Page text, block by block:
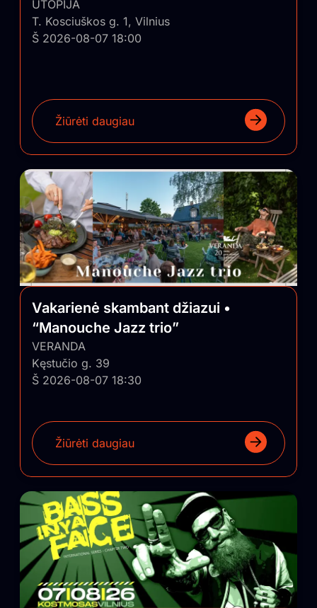
UTOPIJA
T. Kosciuškos g. 1, Vilnius
Š 2026-08-07 18:00
Žiūrėti daugiau
Vakarienė skambant džiazui •
“Manouche Jazz trio”
VERANDA
Kęstučio g. 39
Š 2026-08-07 18:30
Žiūrėti daugiau